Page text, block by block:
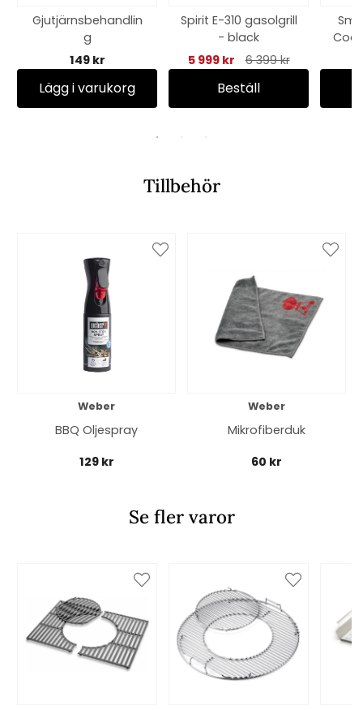
Gjutjärnsbehandlin
g
149 kr
Lägg i varukorg
Spirit E-310 gasolgrill
- black
5 999 kr
6 399 kr
Beställ
Tillbehör
Weber
BBQ Oljespray
129 kr
Weber
Mikrofiberduk
60 kr
Se fler varor